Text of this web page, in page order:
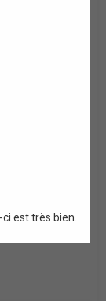
est très bien.